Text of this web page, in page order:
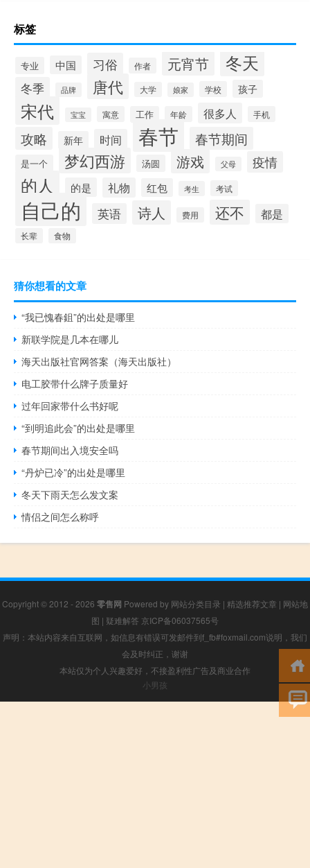
标签
专业 中国 习俗 作者 元宵节 冬天
冬季 品牌 唐代 大学 娘家 学校 孩子
宋代 宝宝 寓意 工作 年龄 很多人 手机
攻略 新年 时间 春节 春节期间
是一个 梦幻西游 汤圆 游戏 父母 疫情
的人 的是 礼物 红包 考生 考试
自己的 英语 诗人 费用 还不 都是
长辈 食物
猜你想看的文章
“我已愧春鉏”的出处是哪里
新联学院是几本在哪儿
海天出版社官网答案（海天出版社）
电工胶带什么牌子质量好
过年回家带什么书好呢
“到明追此会”的出处是哪里
春节期间出入境安全吗
“丹炉已冷”的出处是哪里
冬天下雨天怎么发文案
情侣之间怎么称呼
Copyright © 2012 - 2026 零售网 Powered by 网站分类目录 | 精选推荐文章 | 网站地
图 | 疑难解答 京ICP备06037565号
声明：本站内容来自互联网，如信息有错误可发邮件到f_fb#foxmail.com说明，我们
会及时纠正，谢谢
本站仅为个人兴趣爱好，不接盈利性广告及商业合作
小男孩